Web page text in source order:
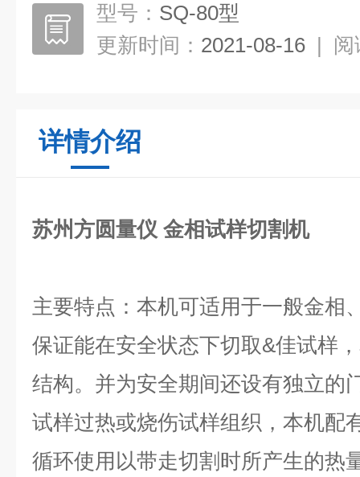
型号： SQ-80型
更新时间： 2021-08-16 | 阅
详情介绍
苏州方圆量仪 金相试样切割机
主要特点：本机可适用于一般金相
保证能在安全状态下切取&佳试样
结构。并为安全期间还设有独立的
试样过热或烧伤试样组织，本机配
循环使用以带走切割时所产生的热